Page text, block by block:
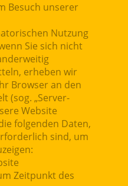
Besuch unserer
Nutzung
Sie sich nicht
erheben wir
Browser an den
(sog. „Server-
Website
folgenden Daten,
sind, um
Zeitpunkt des